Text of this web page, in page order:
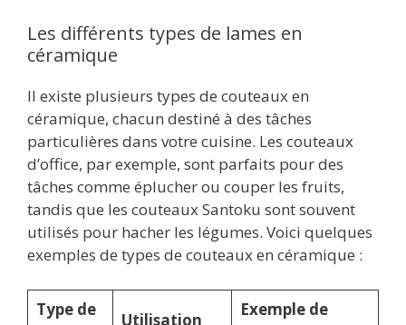
Les différents types de lames en
céramique
Il existe plusieurs types de couteaux en
céramique, chacun destiné à des tâches
particulières dans votre cuisine. Les couteaux
d’office, par exemple, sont parfaits pour des
tâches comme éplucher ou couper les fruits,
tandis que les couteaux Santoku sont souvent
utilisés pour hacher les légumes. Voici quelques
exemples de types de couteaux en céramique :
Type de
Utilisation
Exemple de